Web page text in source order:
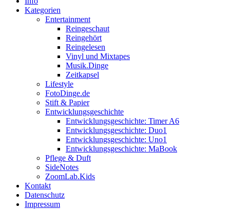
Kategorien
Entertainment
Reingeschaut
Reingehört
Reingelesen
Vinyl und Mixtapes
Musik.Dinge
Zeitkapsel
Lifestyle
FotoDinge.de
Stift & Papier
Entwicklungsgeschichte
Entwicklungsgeschichte: Timer A6
Entwicklungsgeschichte: Duo1
Entwicklungsgeschichte: Uno1
Entwicklungsgeschichte: MaBook
Pflege & Duft
SideNotes
ZoomLab.Kids
Kontakt
Datenschutz
Impressum